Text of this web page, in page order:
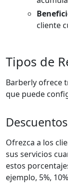
cliente
Tipos de
Barberly ofrece
que puede
Ofrezca a los
sus servicios
estos
ejemplo, 5%,